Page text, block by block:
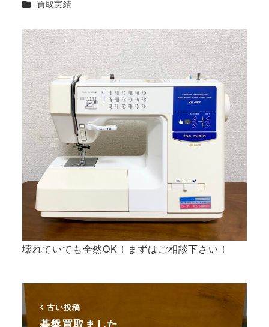
カテゴリー
買取実績
壊れていても全然OK！まずはご相談下さい！
古い投稿
碁盤買取ました